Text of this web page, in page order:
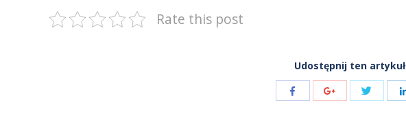
Rate this post
Udostępnij ten artykuł
Share Share
Share